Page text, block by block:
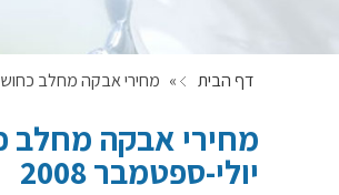
דף הבית » מחירי אבקה מחלב כחוש
מחירי אבקה מחלב
יולי-ספטמבר 2008